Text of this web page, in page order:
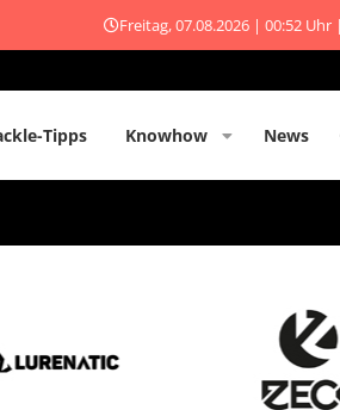
Freitag, 07.08.2026 | 00:52 Uhr |
Tipps Knowhow News